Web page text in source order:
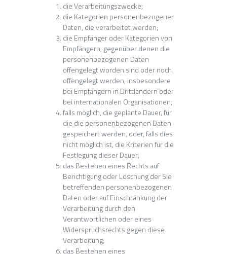
die Verarbeitungszwecke;
die Kategorien personenbezogener
Daten, die verarbeitet werden;
die Empfänger oder Kategorien von
Empfängern, gegenüber denen die
personenbezogenen Daten
offengelegt worden sind oder noch
offengelegt werden, insbesondere
bei Empfängern in Drittländern oder
bei internationalen Organisationen;
falls möglich, die geplante Dauer, für
die die personenbezogenen Daten
gespeichert werden, oder, falls dies
nicht möglich ist, die Kriterien für die
Festlegung dieser Dauer;
das Bestehen eines Rechts auf
Berichtigung oder Löschung der Sie
betreffenden personenbezogenen
Daten oder auf Einschränkung der
Verarbeitung durch den
Verantwortlichen oder eines
Widerspruchsrechts gegen diese
Verarbeitung;
das Bestehen eines